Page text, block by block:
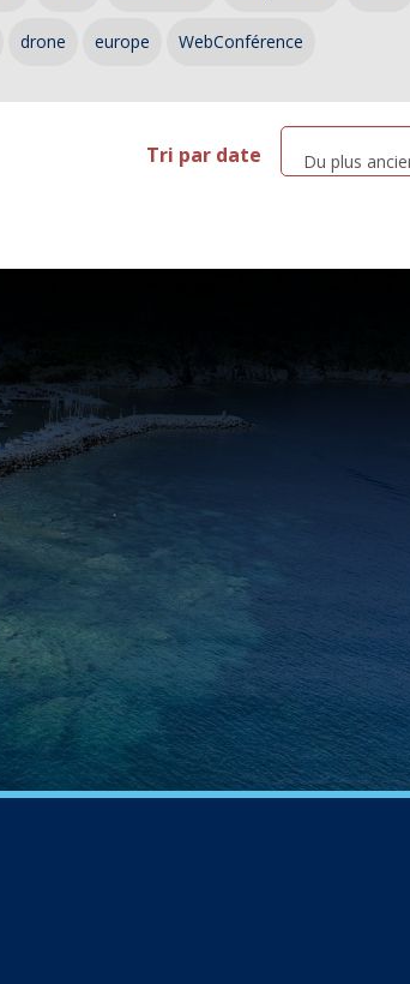
drone europe WebConférence
Tri par date Du plus